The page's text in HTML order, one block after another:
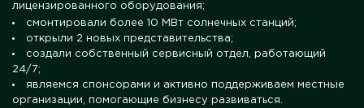
лицензированного оборудования;
смонтировали более 10 МВт солнечных станций;
открыли 2 новых представительства;
создали собственный сервисный отдел, работающий
24/7;
являемся спонсорами и активно поддерживаем местные
организации, помогающие бизнесу развиваться.